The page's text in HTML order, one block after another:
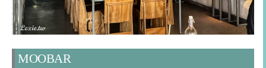
MOOBAR